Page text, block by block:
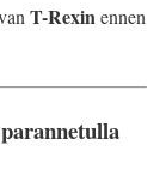
T-Rexinennen